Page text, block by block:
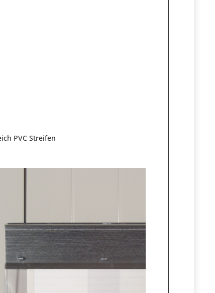
PVC Streifen